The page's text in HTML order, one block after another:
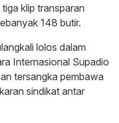
klip transparan
148 butir.
lolos dalam
Internasional Supadio
tersangka pembawa
sindikat antar